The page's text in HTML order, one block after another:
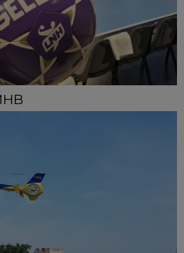
vendredi 7 août, le